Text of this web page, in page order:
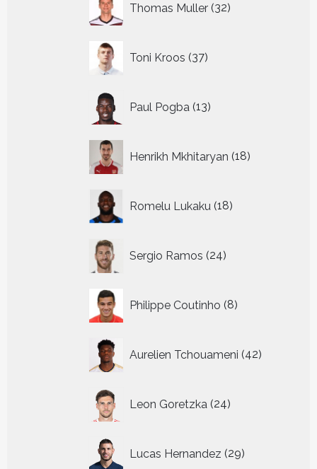
Thomas Muller 32
producten
Toni Kroos 37
producten
Paul Pogba 13
producten
Henrikh Mkhitaryan 18
producten
Romelu Lukaku 18
producten
Sergio Ramos 24
producten
Philippe Coutinho 8
producten
Aurelien Tchouameni 42
producten
Leon Goretzka 24
producten
Lucas Hernandez 29
producten